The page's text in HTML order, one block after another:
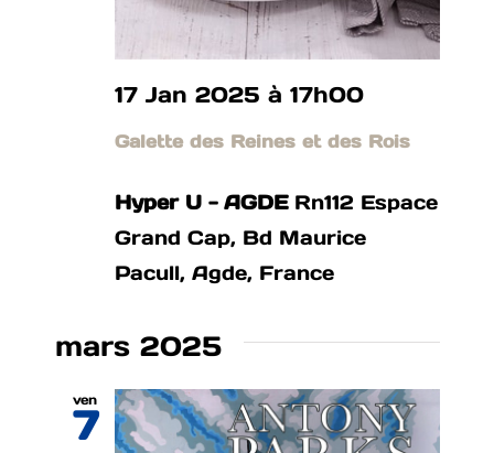
Galette des Reines et des Rois
17 Jan 2025 à 17h00
Hyper U - AGDE Rn112 Espace
Grand Cap, Bd Maurice
Pacull, Agde, France
mars 2025
ven
7